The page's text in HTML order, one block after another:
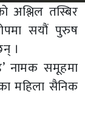
अश्लिल तस्बिर
सयौं पुरुष
।
नामक समूहमा
महिला सैनिक